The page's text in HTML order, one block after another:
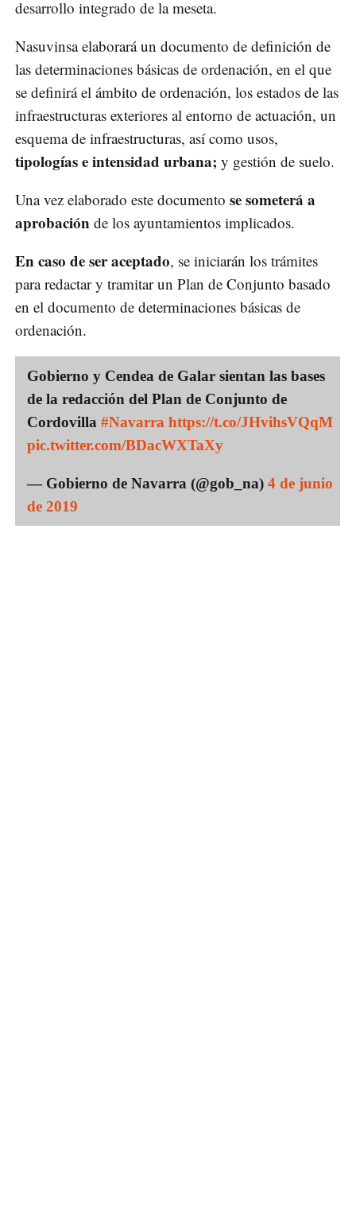
desarrollo integrado de la meseta.
Nasuvinsa elaborará un documento de definición de
las determinaciones básicas de ordenación, en el que
se definirá el ámbito de ordenación, los estados de las
infraestructuras exteriores al entorno de actuación, un
esquema de infraestructuras, así como usos,
tipologías e intensidad urbana; y gestión de suelo.
Una vez elaborado este documento se someterá a
aprobación de los ayuntamientos implicados.
En caso de ser aceptado, se iniciarán los trámites
para redactar y tramitar un Plan de Conjunto basado
en el documento de determinaciones básicas de
ordenación.
Gobierno y Cendea de Galar sientan las bases
de la redacción del Plan de Conjunto de
Cordovilla #Navarra https://t.co/JHvihsVQqM
pic.twitter.com/BDacWXTaXy
— Gobierno de Navarra (@gob_na) 4 de junio
de 2019